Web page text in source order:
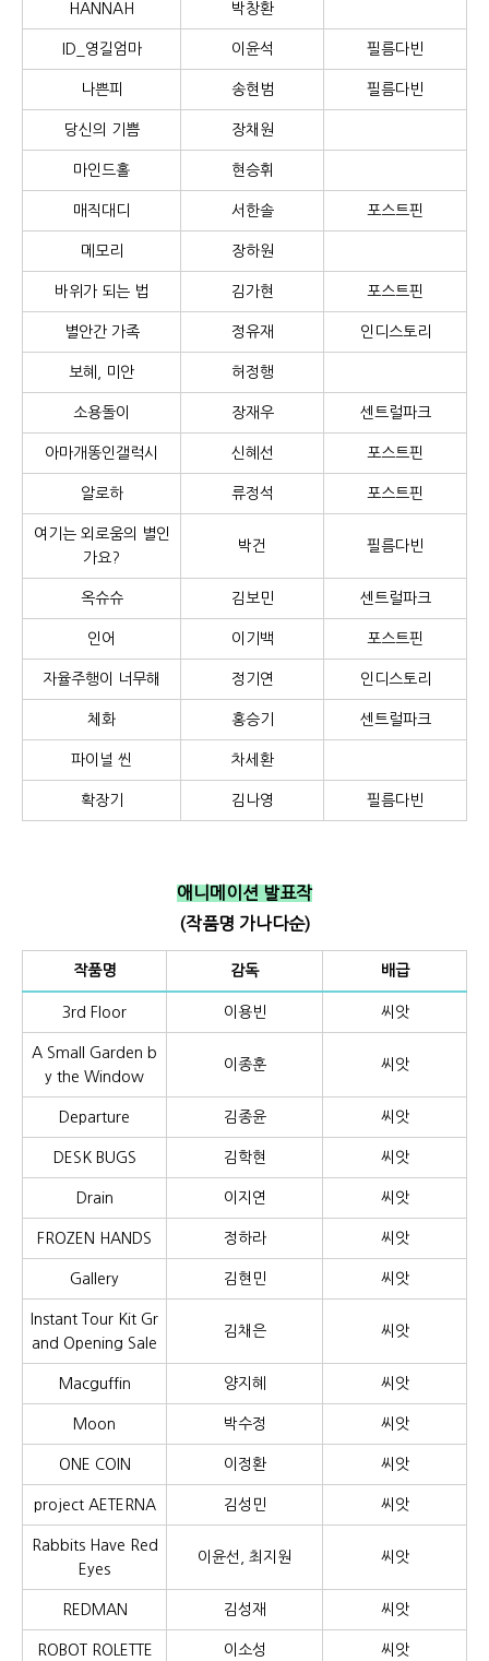
HANNAH 박창환
ID_영길엄마 이윤석 필름다빈
나쁜피 송현범 필름다빈
당신의 기쁨 장채원
마인드홀 현승휘
매직대디 서한솔 포스트핀
메모리 장하원
바위가 되는 법 김가현 포스트핀
별안간 가족 정유재 인디스토리
보혜, 미안 허정행
소용돌이 장재우 센트럴파크
아마개똥인갤럭시 신혜선 포스트핀
알로하 류정석 포스트핀
여기는 외로움의 별인
가요?
박건 필름다빈
옥슈슈 김보민 센트럴파크
인어 이기백 포스트핀
자율주행이 너무해 정기연 인디스토리
체화 홍승기 센트럴파크
파이널 씬 차세환
확장기 김나영 필름다빈
애니메이션 발표작
(작품명 가나다순)
작품명 감독 배급
3rd Floor 이용빈 씨앗
A Small Garden b
y the Window
이종훈 씨앗
Departure 김종윤 씨앗
DESK BUGS 김학현 씨앗
Drain 이지연 씨앗
FROZEN HANDS 정하라 씨앗
Gallery 김현민 씨앗
Instant Tour Kit Gr
and Opening Sale
김채은 씨앗
Macguffin 양지혜 씨앗
Moon 박수정 씨앗
ONE COIN 이정환 씨앗
project AETERNA 김성민 씨앗
Rabbits Have Red
Eyes
이윤선, 최지원 씨앗
REDMAN 김성재 씨앗
ROBOT ROLETTE 이소성 씨앗